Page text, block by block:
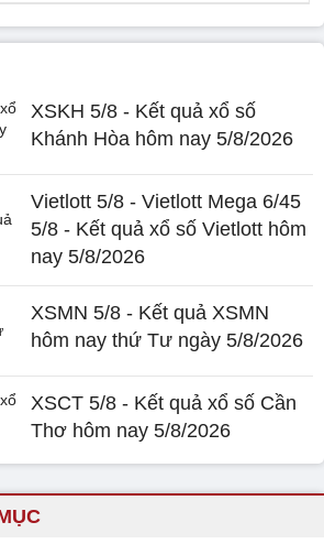
XSKH 5/8 - Kết quả xổ số
Khánh Hòa hôm nay 5/8/2026
Vietlott 5/8 - Vietlott Mega 6/45
5/8 - Kết quả xổ số Vietlott hôm
nay 5/8/2026
XSMN 5/8 - Kết quả XSMN
hôm nay thứ Tư ngày 5/8/2026
XSCT 5/8 - Kết quả xổ số Cần
Thơ hôm nay 5/8/2026